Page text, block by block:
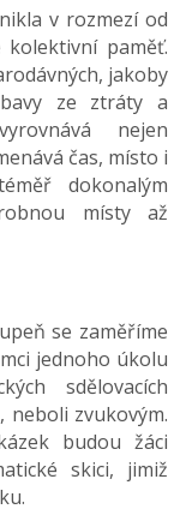
v rozmezí od
paměť.
jakoby
ze ztráty a
nejen
čas, místo i
dokonalým
místy až
se zaměříme
jednoho úkolu
sdělovacích
neboli zvukovým.
budou žáci
skici, jimiž